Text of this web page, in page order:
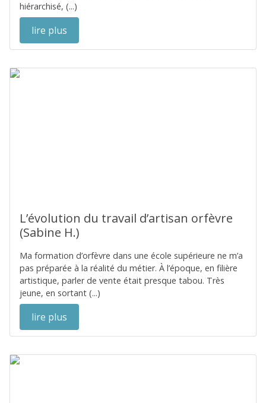
hiérarchisé, (...)
lire plus
L’évolution du travail d’artisan orfèvre
(Sabine H.)
Ma formation d’orfèvre dans une école supérieure ne m’a
pas préparée à la réalité du métier. À l’époque, en filière
artistique, parler de vente était presque tabou. Très
jeune, en sortant (...)
lire plus